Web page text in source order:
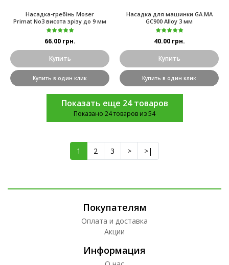
Насадка-гребінь Moser
Primat No3 висота зрізу до 9 мм
66.00 грн.
Купить
Купить в один клик
Насадка для машинки GA.MA
GC900 Alloy 3 мм
40.00 грн.
Купить
Купить в один клик
Показать еще 24 товаров
Показано 24 товаров из 54
1 2 3 > >|
Покупателям
Оплата и доставка
Акции
Информация